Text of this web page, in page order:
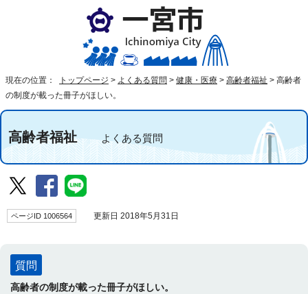
現在の位置： トップページ > よくある質問 > 健康・医療 > 高齢者福祉 > 高齢者
の制度が載った冊子がほしい。
高齢者福祉よくある質問
ページID 1006564 更新日 2018年5月31日
質問
高齢者の制度が載った冊子がほしい。